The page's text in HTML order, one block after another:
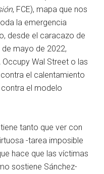
, FCE), mapa que nos
la emergencia
desde el caracazo de
mayo de 2022,
Wal Street o las
el calentamiento
el modelo
tanto que ver con
-tarea imposible
hace que las víctimas
sostiene Sánchez-